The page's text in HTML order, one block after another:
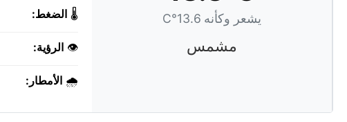
يشعر وكأنه 13.6°C
مشمس
🌡️ الضغط:
👁️ الرؤية:
🌧️ الأمطار: